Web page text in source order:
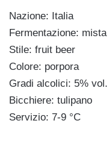
Nazione: Italia
Fermentazione: mista
Stile: fruit beer
Colore: porpora
Gradi alcolici: 5% vol.
Bicchiere: tulipano
Servizio: 7-9 °C